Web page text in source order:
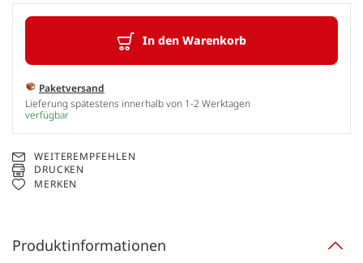
In den Warenkorb
Paketversand
Lieferung spätestens innerhalb von 1-2 Werktagen
verfügbar
WEITEREMPFEHLEN
DRUCKEN
MERKEN
Produktinformationen